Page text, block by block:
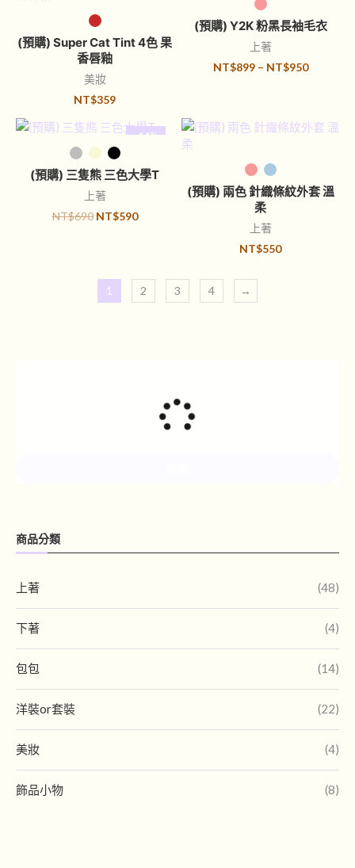
選擇規格
(預購) Super Cat Tint 4色 果
香唇釉
美妝
NT$359
(預購) Y2K 粉黑長袖毛衣
上著
NT$899 – NT$950
-14%
選擇規格
(預購) 三隻熊 三色大學T
上著
NT$690 NT$590
選擇規格
(預購) 兩色 針織條紋外套 溫
柔
上著
NT$550
1 2 3 4 →
商品分類
上著 (48)
下著 (4)
包包 (14)
洋裝or套裝 (22)
美妝 (4)
飾品小物 (8)